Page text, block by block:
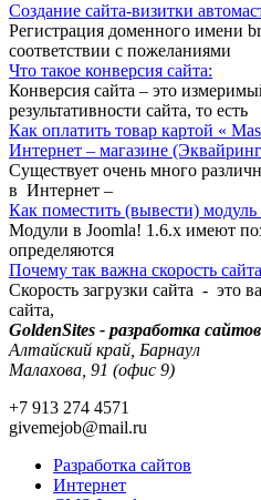
Создание сайта-визитки
Регистрация доменного имени
соответствии с пожеланиями
Что такое конверсия сайта:
Конверсия сайта – это
результативности сайта, то есть
Как оплатить товар картой «
Интернет – магазине
Существует очень много
в Интернет –
Как поместить (вывести)
Модули в Joomla! 1.6.x имеют
определяются
Почему так важна скорость
Скорость загрузки сайта - это
сайта,
GoldenSites - разработка сайтов
Алтайский край, Барнаул
Малахова, 91 (офис 9)
+7 913 274 4571
givemejob@mail.ru
Разработка сайтов
Интернет